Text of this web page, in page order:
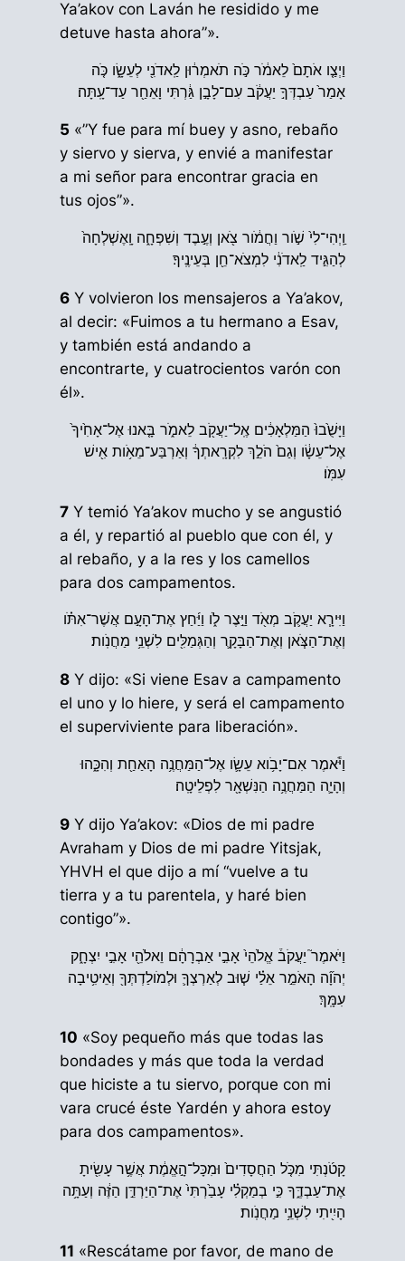
Ya’akov con Laván he residido y me
detuve hasta ahora”».
וַיְצַ֤ו אֹתָם֙ לֵאמֹ֔ר כֹּ֣ה תֹאמְר֔וּן לַֽאדֹנִ֖י לְעֵשָׂ֑ו כֹּ֤ה
אָמַר֙ עַבְדְּךָ֣ יַעֲקֹ֔ב עִם־לָבָ֣ן גַּ֔רְתִּי וָאֵחַ֖ר עַד־עָֽתָּה׃
5 «”Y fue para mí buey y asno, rebaño
y siervo y sierva, y envié a manifestar
a mi señor para encontrar gracia en
tus ojos”».
וַֽיְהִי־לִי֙ שֹׁ֣ור וַחֲמֹ֔ור צֹ֖אן וְעֶ֣בֶד וְשִׁפְחָ֑ה וָֽאֶשְׁלְחָה֙
לְהַגִּ֣יד לַֽאדֹנִ֔י לִמְצֹא־חֵ֖ן בְּעֵינֶֽיךָ׃
6 Y volvieron los mensajeros a Ya’akov,
al decir: «Fuimos a tu hermano a Esav,
y también está andando a
encontrarte, y cuatrocientos varón con
él».
וַיָּשֻׁ֙בוּ֙ הַמַּלְאָכִ֔ים אֶֽל־יַעֲקֹ֖ב לֵאמֹ֑ר בָּ֤אנוּ אֶל־אָחִ֙יךָ֙
אֶל־עֵשָׂ֔ו וְגַם֙ הֹלֵ֣ךְ לִקְרָֽאתְךָ֔ וְאַרְבַּע־מֵאֹ֥ות אִ֖ישׁ
עִמֹּֽו׃
7 Y temió Ya’akov mucho y se angustió
a él, y repartió al pueblo que con él, y
al rebaño, y a la res y los camellos
para dos campamentos.
וַיִּירָ֧א יַעֲקֹ֛ב מְאֹ֖ד וַיֵּ֣צֶר לֹ֑ו וַיַּ֜חַץ אֶת־הָעָ֣ם אֲשֶׁר־אִתֹּ֗ו
וְאֶת־הַצֹּ֧אן וְאֶת־הַבָּקָ֛ר וְהַגְּמַלִּ֖ים לִשְׁנֵ֥י מַחֲנֹֽות׃
8 Y dijo: «Si viene Esav a campamento
el uno y lo hiere, y será el campamento
el superviviente para liberación».
וַיֹּ֕אמֶר אִם־יָבֹ֥וא עֵשָׂ֛ו אֶל־הַמַּחֲנֶ֥ה הָאַחַ֖ת וְהִכָּ֑הוּ
וְהָיָ֛ה הַמַּחֲנֶ֥ה הַנִּשְׁאָ֖ר לִפְלֵיטָֽה׃
9 Y dijo Ya’akov: «Dios de mi padre
Avraham y Dios de mi padre Yitsjak,
YHVH el que dijo a mí “vuelve a tu
tierra y a tu parentela, y haré bien
contigo”».
וַיֹּאמֶר֮ יַעֲקֹב֒ אֱלֹהֵי֙ אָבִ֣י אַבְרָהָ֔ם וֵאלֹהֵ֖י אָבִ֣י יִצְחָ֑ק
יְהוָ֞ה הָאֹמֵ֣ר אֵלַ֗י שׁ֧וּב לְאַרְצְךָ֛ וּלְמֹולַדְתְּךָ֖ וְאֵיטִ֥יבָה
עִמָּֽךְ׃
10 «Soy pequeño más que todas las
bondades y más que toda la verdad
que hiciste a tu siervo, porque con mi
vara crucé éste Yardén y ahora estoy
para dos campamentos».
קָטֹ֜נְתִּי מִכֹּ֤ל הַחֲסָדִים֙ וּמִכָּל־הָ֣אֱמֶ֔ת אֲשֶׁ֥ר עָשִׂ֖יתָ
אֶת־עַבְדֶּ֑ךָ כִּ֣י בְמַקְלִ֗י עָבַ֙רְתִּי֙ אֶת־הַיַּרְדֵּ֣ן הַזֶּ֔ה וְעַתָּ֥ה
הָיִ֖יתִי לִשְׁנֵ֥י מַחֲנֹֽות׃
11 «Rescátame por favor, de mano de